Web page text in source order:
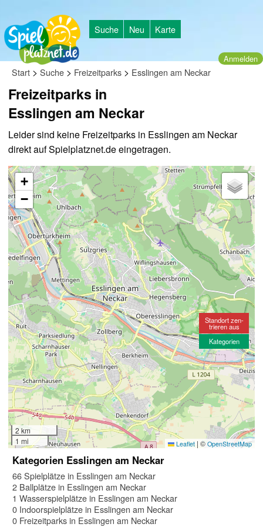
Suche Neu Karte
Anmelden
Start > Suche > Freizeitparks > Esslingen am Neckar
Freizeitparks in
Esslingen am Neckar
Leider sind keine Freizeitparks in Esslingen am Neckar
direkt auf Spielplatznet.de eingetragen.
+
−
2 km
1 mi
Leaflet | © OpenStreetMap
Standort zen-
trieren aus
Kategorien
Kategorien Esslingen am Neckar
66 Spielplätze in Esslingen am Neckar
2 Ballplätze in Esslingen am Neckar
1 Wasserspielplätze in Esslingen am Neckar
0 Indoorspielplätze in Esslingen am Neckar
0 Freizeitparks in Esslingen am Neckar